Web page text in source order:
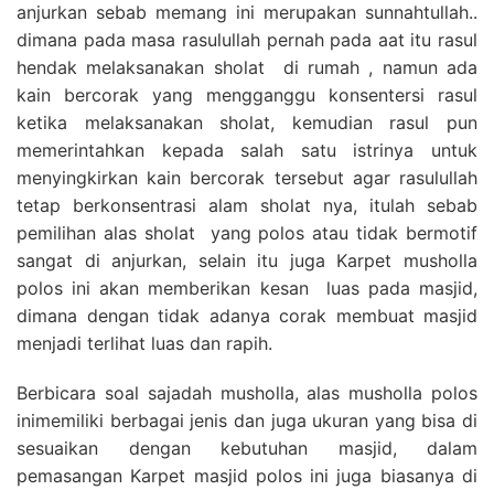
anjurkan sebab memang ini merupakan sunnahtullah..
dimana pada masa rasulullah pernah pada aat itu rasul
hendak melaksanakan sholat di rumah , namun ada
kain bercorak yang mengganggu konsentersi rasul
ketika melaksanakan sholat, kemudian rasul pun
memerintahkan kepada salah satu istrinya untuk
menyingkirkan kain bercorak tersebut agar rasulullah
tetap berkonsentrasi alam sholat nya, itulah sebab
pemilihan alas sholat yang polos atau tidak bermotif
sangat di anjurkan, selain itu juga Karpet musholla
polos ini akan memberikan kesan luas pada masjid,
dimana dengan tidak adanya corak membuat masjid
menjadi terlihat luas dan rapih.
Berbicara soal sajadah musholla, alas musholla polos
inimemiliki berbagai jenis dan juga ukuran yang bisa di
sesuaikan dengan kebutuhan masjid, dalam
pemasangan Karpet masjid polos ini juga biasanya di